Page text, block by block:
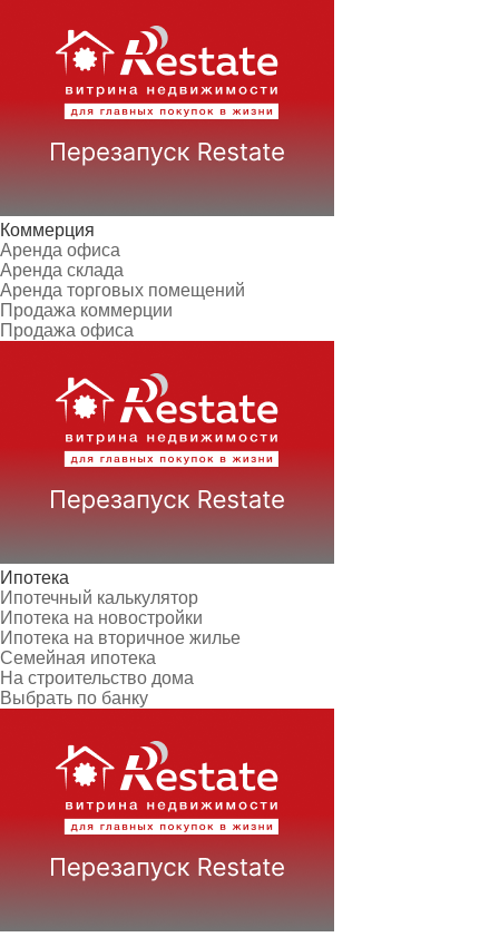
Коммерция
Аренда офиса
Аренда склада
Аренда торговых помещений
Продажа коммерции
Продажа офиса
Ипотека
Ипотечный калькулятор
Ипотека на новостройки
Ипотека на вторичное жилье
Семейная ипотека
На строительство дома
Выбрать по банку